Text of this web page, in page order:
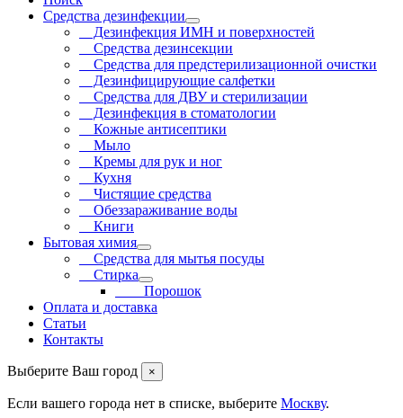
Средства дезинфекции
Дезинфекция ИМН и поверхностей
Средства дезинсекции
Средства для предстерилизационной очистки
Дезинфицирующие салфетки
Средства для ДВУ и cтерилизации
Дезинфекция в стоматологии
Кожные антисептики
Мыло
Кремы для рук и ног
Кухня
Чистящие средства
Обеззараживание воды
Книги
Бытовая химия
Средства для мытья посуды
Стирка
Порошок
Оплата и доставка
Статьи
Контакты
Выберите Ваш город ×
Если вашего города нет в списке, выберите Москву.